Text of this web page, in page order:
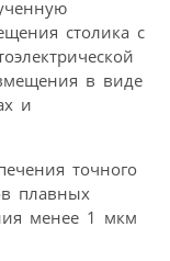
столика с
в виде
и
точного
плавных
менее 1 мкм